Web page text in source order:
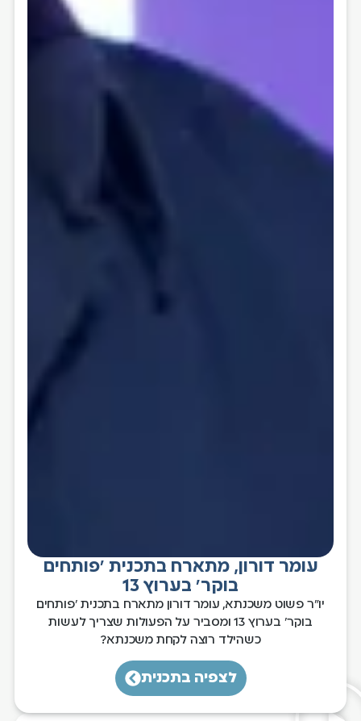
עומר דורון, מתארח בתכנית 'פותחים
בוקר' בערוץ 13
יו"ר פשוט משכנתא, עומר דורון מתארח בתכנית 'פותחים
בוקר' בערוץ 13 ומסביר על הפעולות שצריך לעשות
כשהילד רוצה לקחת משכנתא?
לצפיה בתכנית